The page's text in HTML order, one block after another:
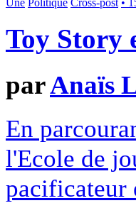
Toy Story
parAnaïs
En
l'Ecole de
pacificateur